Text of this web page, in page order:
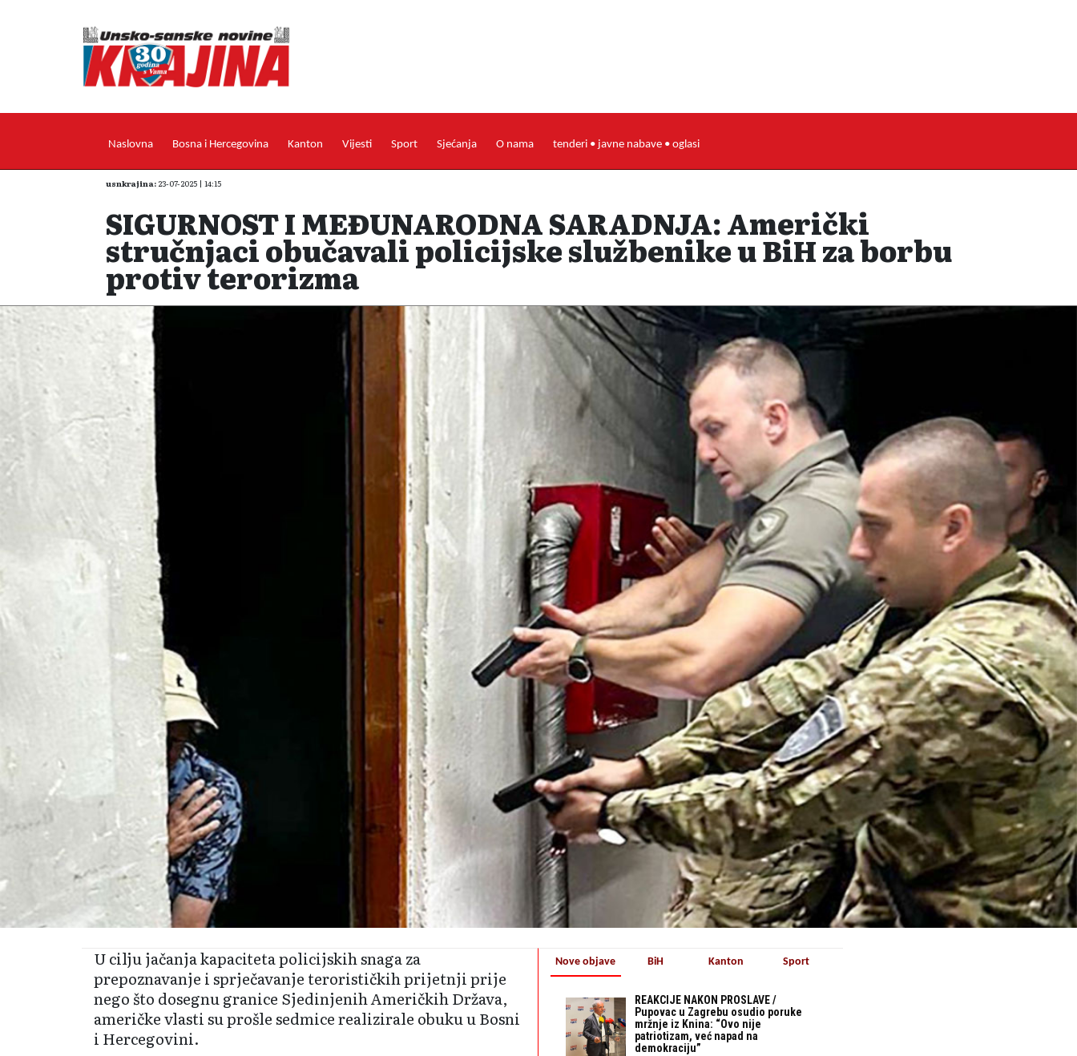
Naslovna Bosna i Hercegovina Kanton Vijesti Sport Sjećanja O nama tenderi • javne nabave • oglasi
usnkrajina: 23-07-2025 | 14:15
SIGURNOST I MEĐUNARODNA SARADNJA: Američki
stručnjaci obučavali policijske službenike u BiH za borbu
protiv terorizma
U cilju jačanja kapaciteta policijskih snaga za
prepoznavanje i sprječavanje terorističkih prijetnji prije
nego što dosegnu granice Sjedinjenih Američkih Država,
američke vlasti su prošle sedmice realizirale obuku u Bosni
i Hercegovini.
Nove objave
REAKCIJE NAKON PROSLAVE /
Pupovac u Zagrebu osudio poruke
mržnje iz Knina: “Ovo nije
patriotizam, već napad na
demokraciju”
BiH Kanton Sport